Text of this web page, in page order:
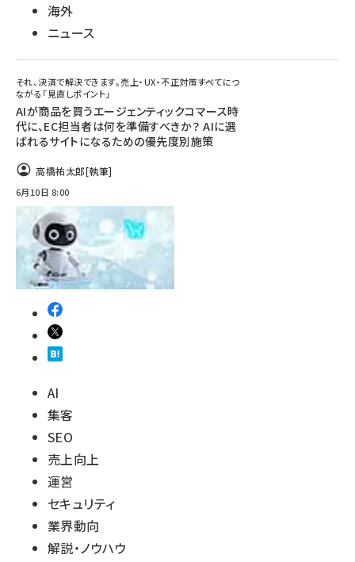
海外
ニュース
それ、決済で解決できます。売上・UX・不正対策――すべてにつ
ながる「見直しポイント」
AIが商品を買うエージェンティックコマース時
代に、EC担当者は何を準備すべきか？ AIに選
ばれるサイトになるための優先度別施策
高橋祐太郎[執筆]
6月10日 8:00
AI
集客
SEO
売上向上
運営
セキュリティ
業界動向
解説・ノウハウ